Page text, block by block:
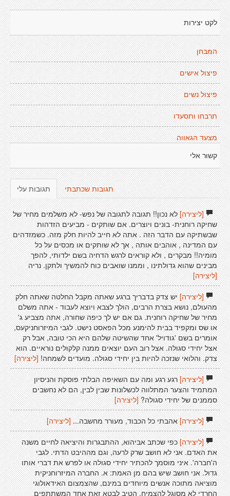
לקט יצירות
המבחן
פיצול אישים
פיצול נשים
תרבחו ותסעדו
מצעד הגאווה
קשור אלי
תגובות עלי תגובות שכתבתי
[ליצירה]לא נכון!! תגובה לתגובה של נפש- לא משלמים מחיר של
שחיקה רוחנית- בונים ויוצרים. אם שותקים - מביעים הזדהות
שבשתיקה עם הדבר הזה . אתה לא חייב להיות חלק מזה. כשמזדהים
עם המדינה , אוהבים אותה , אך לא שותקים או מכסים על כל
מומיה!! מבקרים , ולא קוראים לרגש הדחיה בשם ילדותי, להפך
מבינים שהוא גדולתינו , וממנו שואבים כוח להמשיך ולתקן. נריה
[ליצירה]
[ליצירה]יש צדק בדבריך ברגע שאתה מקבל החלטה שאתה חלק
מהעולם, נושא בצרת הרבים, הולך לצבא ויוצא לעבוד - אתה משלם
מחיר של שחיקה רוחנית. גם אם יש לך כיפה שחורה, אתה מצביע ג'
או שס ומקפיד בבית להימנע מכל הפאסט נישט. לגבי המיזרוחניקעס,
אומרים בשם 'גודויל' אחד שהשיטה שלהם היא הכי טובה, אבל רק
אצל יחידי סגולה. אצל רוב העם יוצאים ממנה קלקולים נוראיים. הוא
צדק. והלואי שנזכה להיות בין יחידי סגולה. מועדים לשמחה![ליצירה]
[ליצירה]רגע רגע ומה עם השאיפה הבלתי פוסקת והניסיון
המתמיד והצער המתלווה לכשלונות שבין לבין, הם לא נחשבים
סממנים של יחידי סגולה? [ליצירה]
[ליצירה]אהבתי כל הכבוד, מעורר מחשבה... [ליצירה]
[ליצירה]כפי שכתב אביהוא, ההתבגרות והיציאה לחיים משנה
את האדם. אני לא חושב שרק לרעה, וגם מההיבט הדתי. לגבי
ה'חברה'. איני מוסמך להכתיר יחידי סגולה או לפרש את דברי אותו
גדול. אני חושב שיש בהם מן האמת: א. החברה המיזרוחניקית
מוציאה מתוכה אנשים מיוחדים במינם, שהצמצום האידאולוגי
החרדי לא מסוגל להצמיח. הטיב לבטא זאת אחד המשתתפים